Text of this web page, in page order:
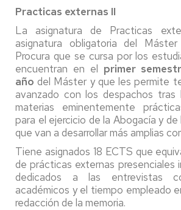
Practicas externas II
La asignatura de Practicas
asignatura obligatoria del
Procura que se cursa por los
encuentran en el primer
año del Máster y que les permite
avanzado con los despachos tras
materias eminentemente
para el ejercicio de la Abogacía y de
que van a desarrollar más amplias
Tiene asignados 18 ECTS que
de prácticas externas presenciales
dedicados a las entrevistas
académicos y el tiempo empleado
redacción de la memoria.